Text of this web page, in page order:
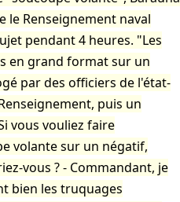
le Renseignement naval
pendant 4 heures. "Les
en grand format sur un
par des officiers de l'état-
puis un
vous vouliez faire
volante sur un négatif,
vous ? - Commandant, je
bien les truquages